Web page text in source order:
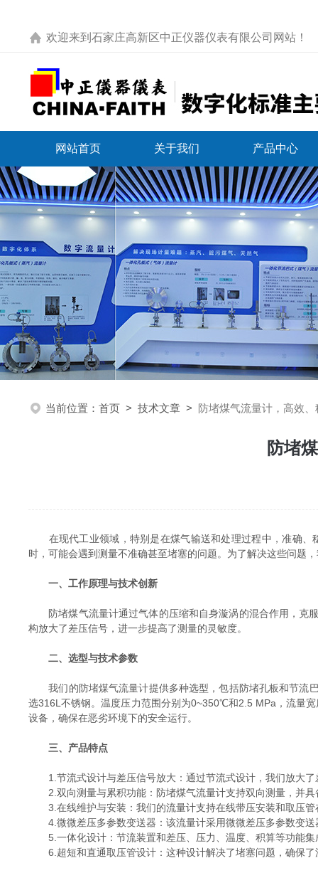
欢迎来到 石家庄高新区中正仪器仪表有限公司网站 ！
网站首页 关于我们 产品中心
当前位置： 首页 > 技术文章 > 防堵煤气流量计，高效
防堵
在现代工业领域，特别是在煤气输送和处理过程中，准确、
时，可能会遇到测量不准确甚至堵塞的问题。为了解决这些问题
一、工作原理与技术创新
防堵煤气流量计通过气体的压缩和自身漩涡的混合作用，克服
构放大了差压信号，进一步提高了测量的灵敏度。
二、选型与技术参数
我们的防堵煤气流量计提供多种选型，包括防堵孔板和节流
选316L不锈钢。温度压力范围分别为0~350℃和2.5 MPa，流量
设备，确保在恶劣环境下的安全运行。
三、产品特点
1.节流式设计与差压信号放大：通过节流式设计，我们放大了
2.双向测量与累积功能：防堵煤气流量计支持双向测量，并具
3.在线维护与安装：我们的流量计支持在线带压安装和取压管
4.微微差压多参数变送器：该流量计采用微微差压多参数变送
5.一体化设计：节流装置和差压、压力、温度、积算等功能集
6.超短和直通取压管设计：这种设计解决了堵塞问题，确保了